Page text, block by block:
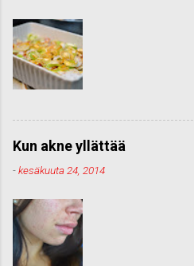
Kun akne yllättää
-kesäkuuta 24, 2014